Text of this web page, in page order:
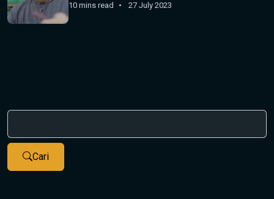
10 mins read 27 July 2023
Cari